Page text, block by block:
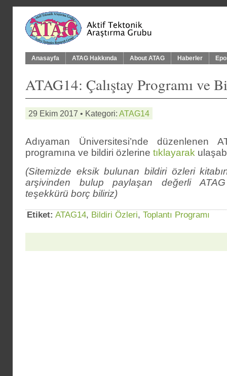
Anasayfa ATAG Hakkında About ATAG Haberler
ATAG14: Çalıştay Programı ve
29 Ekim 2017 • Kategori: ATAG14
Adıyaman Üniversitesi’nde düzenlenen
programına ve bildiri özlerine tıklayarak
(Sitemizde eksik bulunan bildiri özleri
arşivinden bulup paylaşan değerli
teşekkürü borç biliriz)
Etiket: ATAG14, Bildiri Özleri, Toplantı Programı